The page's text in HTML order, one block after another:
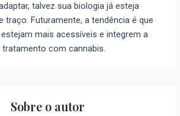
talvez sua biologia já esteja
traço. Futuramente, a tendência é que
mais acessíveis e integrem a
com cannabis.
Sobre o autor